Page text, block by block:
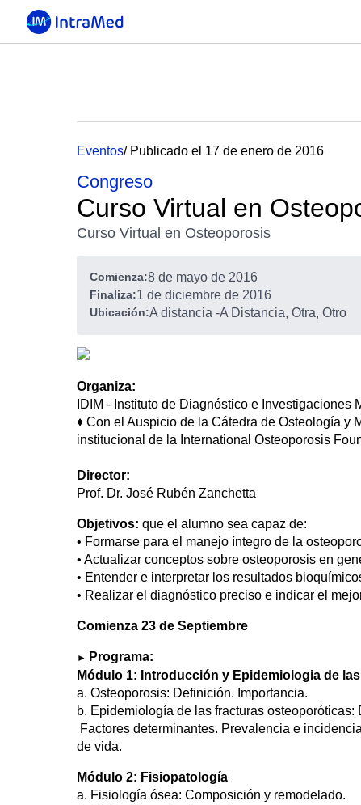
Eventos/ Publicado el 17 de enero de 2016
Congreso
Curso Virtual en
Curso Virtual en Osteoporosis
Comienza:8 de mayo de 2016
Finaliza:1 de diciembre de 2016
Ubicación:A distancia -A Distancia, Otra, Otro
Organiza:
IDIM - Instituto de Diagnóstico e Investigaciones
♦ Con el Auspicio de la Cátedra de Osteología y
institucional de la International Osteoporosis
Director:
Prof. Dr. José Rubén Zanchetta
Objetivos: que el alumno sea capaz de:
• Formarse para el manejo íntegro de la
• Actualizar conceptos sobre osteoporosis en
• Entender e interpretar los resultados
• Realizar el diagnóstico preciso e indicar el
Comienza 23 de Septiembre
► Programa:
Módulo 1: Introducción y Epidemiologia de
a. Osteoporosis: Definición. Importancia.
b. Epidemiología de las fracturas
Factores determinantes. Prevalencia e
de vida.
Módulo 2: Fisiopatología
a. Fisiología ósea: Composición y remodelado.